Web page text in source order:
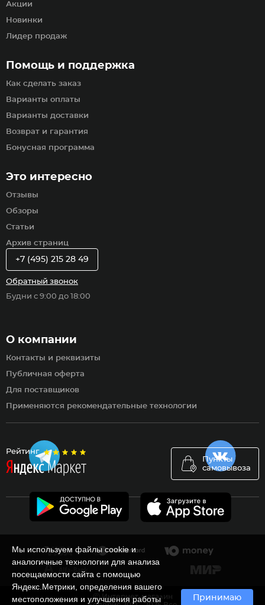
Рейтинг
Пункты
самовывоза
Помощь и поддержка
Как сделать заказ
Варианты оплаты
Варианты доставки
Возврат и гарантия
Бонусная программа
Акции
Новинки
Лидер продаж
Это интересно
Отзывы
Обзоры
Статьи
Архив страниц
О компании
Контакты и реквизиты
Публичная оферта
Для поставщиков
Применяются рекомендательные технологии
+7 (495) 215 28 49
Обратный звонок
Будни с 9:00 до 18:00
Мы используем файлы cookie и
аналогичные технологии для анализа
посещаемости сайта с помощью
Яндекс.Метрики, определения вашего
местоположения и улучшения работы
Принимаю
Ⓒ Интернет-магазин